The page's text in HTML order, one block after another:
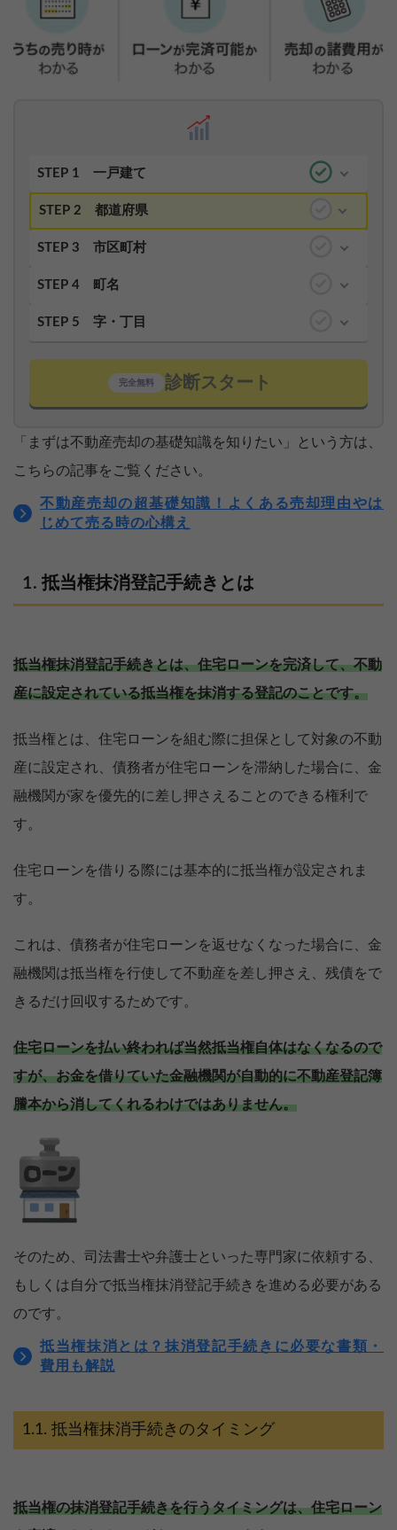
STEP 1 一戸建て
STEP 2 都道府県
STEP 3 市区町村
STEP 4 町名
STEP 5 字・丁目
完全無料 診断スタート
「まずは不動産売却の基礎知識を知りたい」という方は、
こちらの記事をご覧ください。
不動産売却の超基礎知識！よくある売却理由やは
じめて売る時の心構え
抵当権抹消登記手続きとは
抵当権抹消登記手続きとは、住宅ローンを完済して、不動
産に設定されている抵当権を抹消する登記のことです。
抵当権とは、住宅ローンを組む際に担保として対象の不動
産に設定され、債務者が住宅ローンを滞納した場合に、金
融機関が家を優先的に差し押さえることのできる権利で
す。
住宅ローンを借りる際には基本的に抵当権が設定されま
す。
これは、債務者が住宅ローンを返せなくなった場合に、金
融機関は抵当権を行使して不動産を差し押さえ、残債をで
きるだけ回収するためです。
住宅ローンを払い終われば当然抵当権自体はなくなるので
すが、お金を借りていた金融機関が自動的に不動産登記簿
謄本から消してくれるわけではありません。
そのため、司法書士や弁護士といった専門家に依頼する、
もしくは自分で抵当権抹消登記手続きを進める必要がある
のです。
抵当権抹消とは？抹消登記手続きに必要な書類・
費用も解説
抵当権抹消手続きのタイミング
抵当権の抹消登記手続きを行うタイミングは、住宅ローン